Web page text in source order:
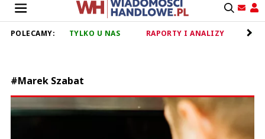
POLECAMY: TYLKO U NAS RAPORTY I ANALIZY
#Marek Szabat